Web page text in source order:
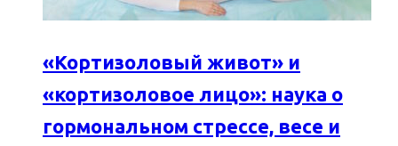
«Кортизоловый живот» и
«кортизоловое лицо»: наука о
гормональном стрессе, весе и